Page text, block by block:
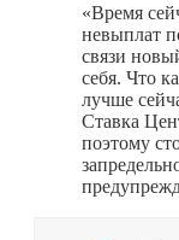
«Время
невыплат
связи
себя. Что
лучше
Ставка
поэтому